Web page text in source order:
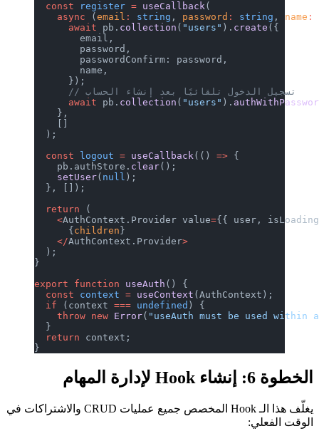
  const
register = useCallback
    async
(email string , password string , name
      await
pb.collection ( "users" ). create ({
        email,
        password,
        passwordConfirm: password,
        name,
      });
      // تسجيل الدخول تلقائيًا بعد إنشاء الحساب
      await
pb.collection ( "users" ).
    },
  );
  const
logout = useCallback (() => {
    pb.authStore.
clear ();
    setUser
(null );
  }, []);
  return
(
    <
AuthContext.Provider value= {{ user,
      {
children
    </
AuthContext.Provider
  );
export function useAuth () {
  const
context = useContext (AuthContext);
  if
(context === undefined
) {
    throw
new Error ( "useAuth must be used within
  }
  return
context;
الخطوة 6: إنشاء Hook لإدارة المهام
يغلّف هذا الـ Hook المخصص جميع عمليات CRUD والاشتراكات في
الوقت الفعلي: